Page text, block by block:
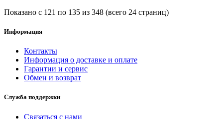
Показано с 121 по 135 из 348 (всего 24 страниц)
Информация
Контакты
Информация о доставке и оплате
Гарантии и сервис
Обмен и возврат
Служба поддержки
Связаться с нами